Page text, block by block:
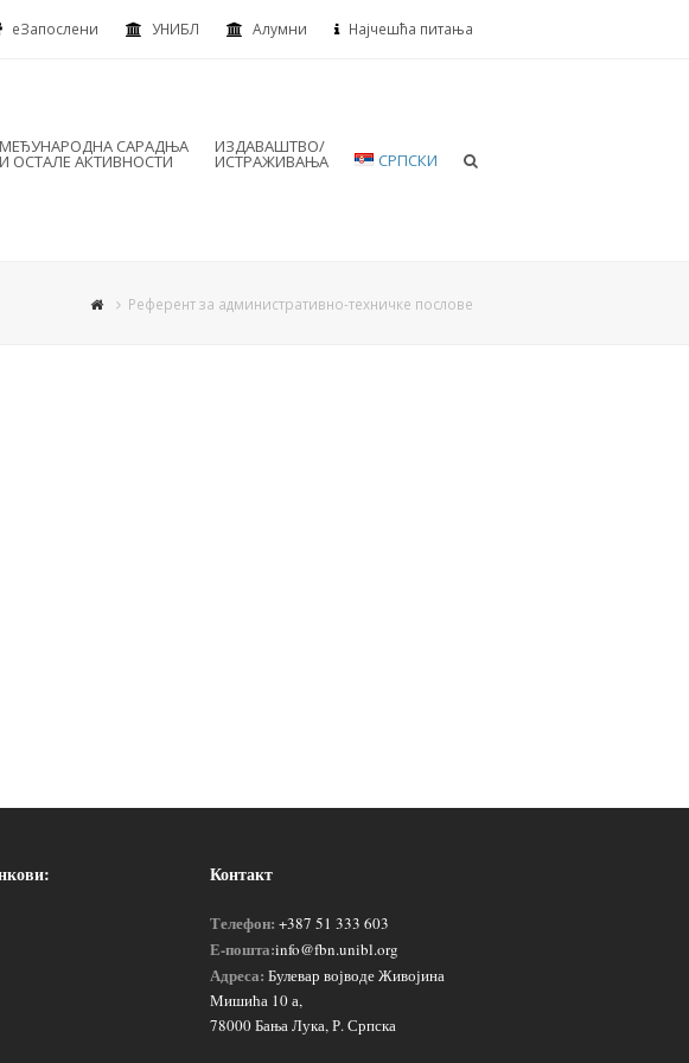
еЗапослени УНИБЛ Алумни Најчешћа питања
МЕЂУНАРОДНА САРАДЊА
И ОСТАЛЕ АКТИВНОСТИ
ИЗДАВАШТВО/
ИСТРАЖИВАЊА СРПСКИ
Референт за административно-техничке послове
Контакт
Телефон: +387 51 333 603
Е-пошта:info@fbn.unibl.org
Адреса: Булевар војводе Живојина
Мишића 10 а,
78000 Бања Лука, Р. Српска